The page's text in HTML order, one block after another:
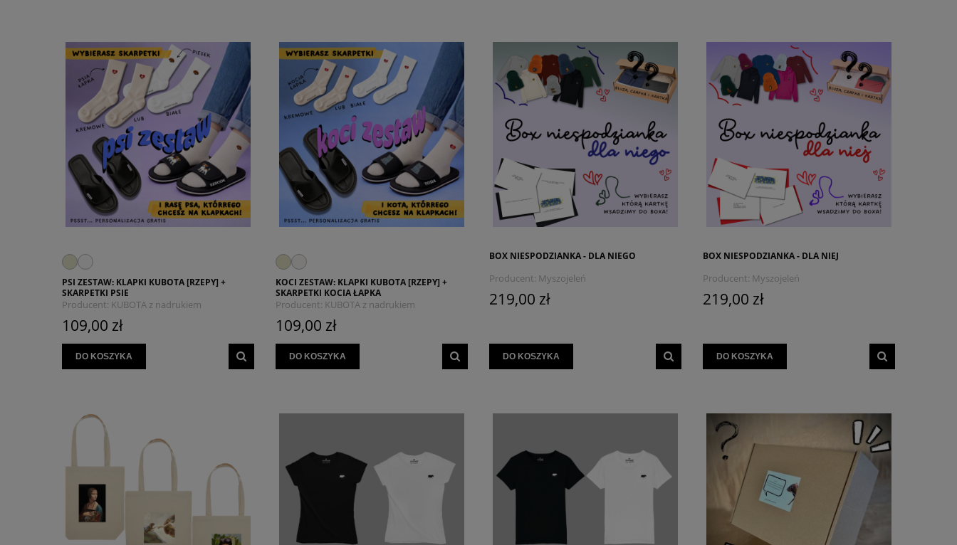
PSI ZESTAW: KLAPKI KUBOTA [RZEPY] +
SKARPETKI PSIE
Producent: KUBOTA z nadrukiem
MYSZOJELEŃ
109,00 zł
DO KOSZYKA
KOCI ZESTAW: KLAPKI KUBOTA [RZEPY] +
SKARPETKI KOCIA ŁAPKA
Producent: KUBOTA z nadrukiem
MYSZOJELEŃ
109,00 zł
DO KOSZYKA
BOX NIESPODZIANKA - DLA NIEGO
Producent: Myszojeleń
219,00 zł
DO KOSZYKA
BOX NIESPODZIANKA - DLA NIEJ
Producent: Myszojeleń
219,00 zł
DO KOSZYKA